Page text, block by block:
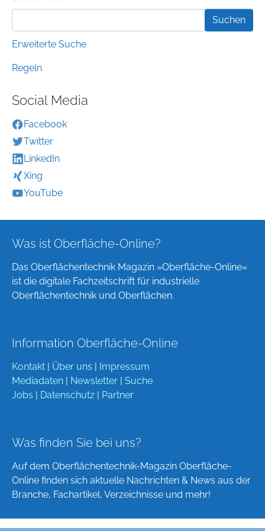
Erweiterte Suche
Regeln
Social Media
Facebook
Twitter
LinkedIn
Xing
YouTube
Was ist Oberfläche-Online?
Das Oberflächentechnik Magazin »Oberfläche-Online«
ist die digitale Fachzeitschrift für industrielle
Oberflächentechnik und Oberflächen.
Information Oberfläche-Online
Kontakt Über uns
Impressum
Mediadaten
Newsletter
Suche
Jobs
Datenschutz Partner
Was finden Sie bei uns?
Auf dem Oberflächentechnik-Magazin Oberfläche-
Online finden sich aktuelle Nachrichten & News aus der
Branche, Fachartikel, Verzeichnisse und mehr!